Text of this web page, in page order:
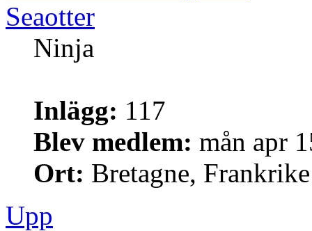
Seaotter
Ninja
Inlägg: 117
Blev medlem: mån apr
Ort: Bretagne, Frankrike
Upp